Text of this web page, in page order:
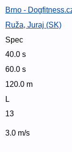
Brno -
Ruža, Juraj (SK)
Spec
40.0 s
60.0 s
120.0 m
L
13
3.0 m/s